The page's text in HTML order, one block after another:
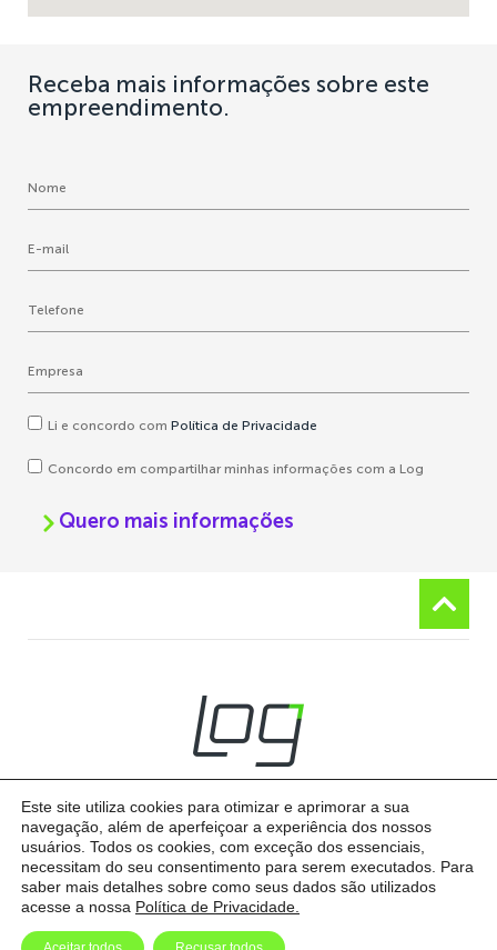
Receba mais informações sobre este
empreendimento.
Li e concordo com Política de Privacidade
Concordo em compartilhar minhas informações com a Log
Quero mais informações
© 2026 LOG - Todos os direitos reservadosPolítica de Privacidade
Este site utiliza cookies para otimizar e aprimorar a sua
navegação, além de aperfeiçoar a experiência dos nossos
usuários. Todos os cookies, com exceção dos essenciais,
necessitam do seu consentimento para serem executados. Para
saber mais detalhes sobre como seus dados são utilizados
acesse a nossa Política de Privacidade.